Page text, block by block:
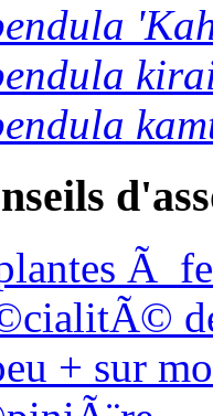
Ã
+ sur